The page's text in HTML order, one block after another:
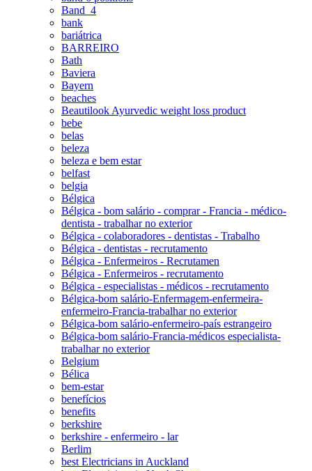
Band_4
bank
bariátrica
BARREIRO
Bath
Baviera
Bayern
beaches
Beautilook Ayurvedic weight loss product
bebe
belas
beleza
beleza e bem estar
belfast
belgia
Bélgica
Bélgica - bom salário - comprar - Francia - médico-
dentista - trabalhar no exterior
Bélgica - colaboradores - dentistas - Trabalho
Bélgica - dentistas - recrutamento
Bélgica - Enfermeiros - Recrutamen
Bélgica - Enfermeiros - recrutamento
Bélgica - especialistas - médicos - recrutamento
Bélgica-bom salário-Enfermagem-enfermeira-
enfermeiro-Francia-trabalhar no exterior
Bélgica-bom salário-enfermeiro-país estrangeiro
Bélgica-bom salário-Francia-médicos especialista-
trabalhar no exterior
Belgium
Bélica
bem-estar
benefícios
benefits
berkshire
berkshire - enfermeiro - lar
Berlim
best Electricians in Auckland